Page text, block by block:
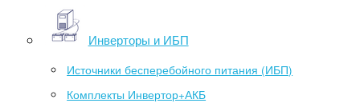
Инверторы и ИБП
Источники бесперебойного питания (ИБП)
Комплекты Инвертор+АКБ